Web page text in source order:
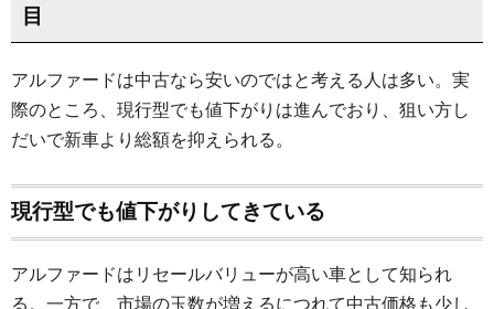
目
アルファードは中古なら安いのではと考える人は多い。実
際のところ、現行型でも値下がりは進んでおり、狙い方し
だいで新車より総額を抑えられる。
現行型でも値下がりしてきている
アルファードはリセールバリューが高い車として知られ
る。一方で、市場の玉数が増えるにつれて中古価格も少し